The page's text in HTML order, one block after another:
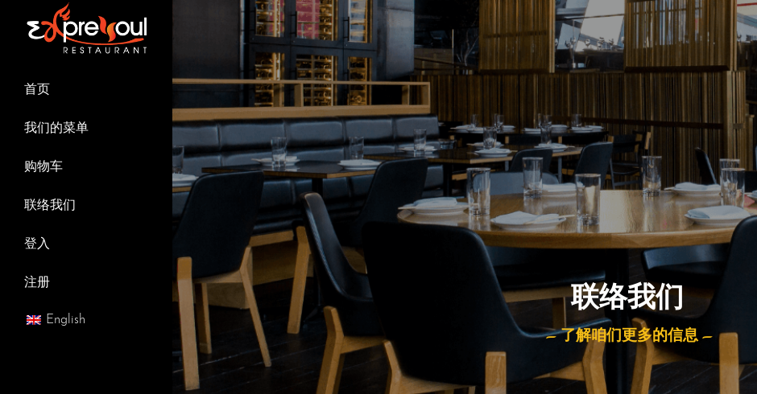
首页
我们的菜单
购物车
联络我们
登入
注册
English
联络我们
– 了解咱们更多的信息 –